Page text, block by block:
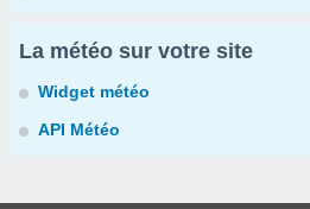
La météo sur votre site
Widget météo
API Météo